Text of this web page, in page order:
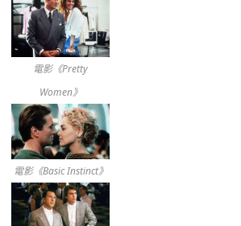
電影《Pretty
Women》
電影《Basic Instinct》